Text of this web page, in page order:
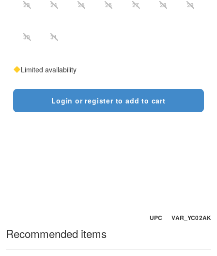
23 24 25 26 27 28 29
30 31
Limited availability
Login or register to add to cart
UPC VAR_YC02AK
Recommended items